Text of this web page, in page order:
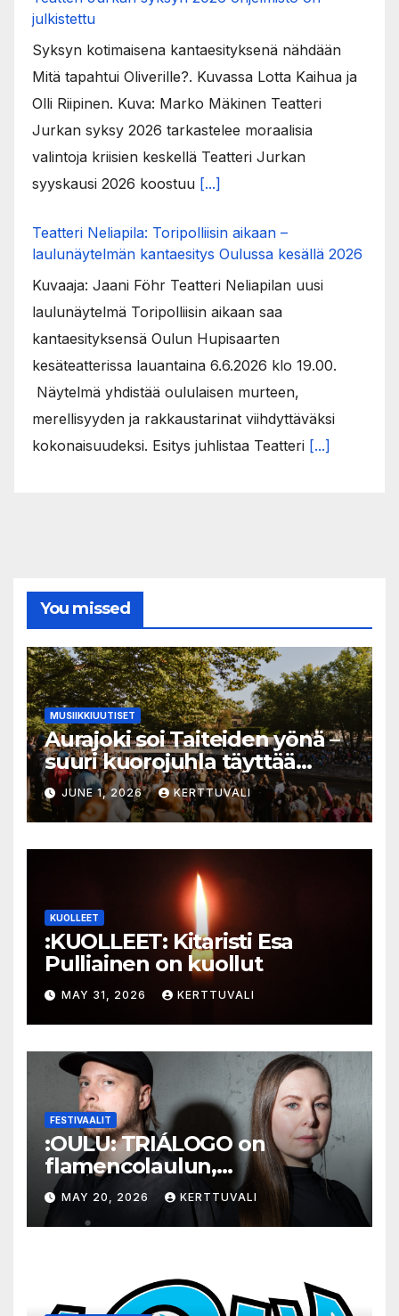
julkistettu
Syksyn kotimaisena kantaesityksenä nähdään
Mitä tapahtui Oliverille?. Kuvassa Lotta Kaihua ja
Olli Riipinen. Kuva: Marko Mäkinen Teatteri
Jurkan syksy 2026 tarkastelee moraalisia
valintoja kriisien keskellä Teatteri Jurkan
syyskausi 2026 koostuu [...]
Teatteri Neliapila: Toripolliisin aikaan –
laulunäytelmän kantaesitys Oulussa kesällä 2026
Kuvaaja: Jaani Föhr Teatteri Neliapilan uusi
laulunäytelmä Toripolliisin aikaan saa
kantaesityksensä Oulun Hupisaarten
kesäteatterissa lauantaina 6.6.2026 klo 19.00.
Näytelmä yhdistää oululaisen murteen,
merellisyyden ja rakkaustarinat viihdyttäväksi
kokonaisuudeksi. Esitys juhlistaa Teatteri [...]
You missed
MUSIIKKIUUTISET
Aurajoki soi Taiteiden yönä –
suuri kuorojuhla täyttää
jokirannan musiikilla
JUNE 1, 2026 KERTTUVALI
KUOLLEET
:KUOLLEET: Kitaristi Esa
Pulliainen on kuollut
MAY 31, 2026 KERTTUVALI
FESTIVAALIT
:OULU: TRIÁLOGO on
flamencolaulun,
elektronisen musiikin ja
hylätyn tilan välinen trialogi
MAY 20, 2026 KERTTUVALI